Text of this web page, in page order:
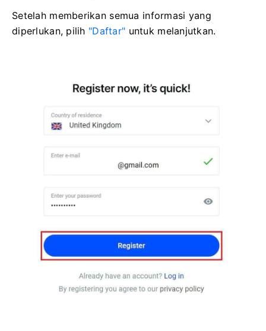
Setelah memberikan semua informasi yang
diperlukan, pilih "Daftar" untuk melanjutkan.